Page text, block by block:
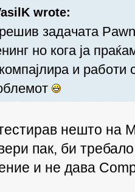
wrote:
задачата
но кога ја
и
нешто на
пак, би
и не дава